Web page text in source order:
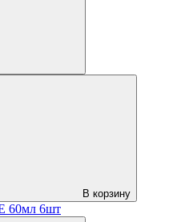
В корзину